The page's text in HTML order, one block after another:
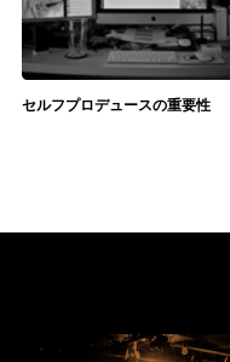
セルフプロデュースの重要性